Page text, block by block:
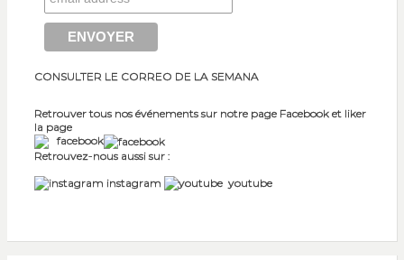
CONSULTER LE CORREO DE LA SEMANA
Retrouver tous nos événements sur notre page Facebook et liker
la page
facebook
Retrouvez-nous aussi sur :
instagram
youtube